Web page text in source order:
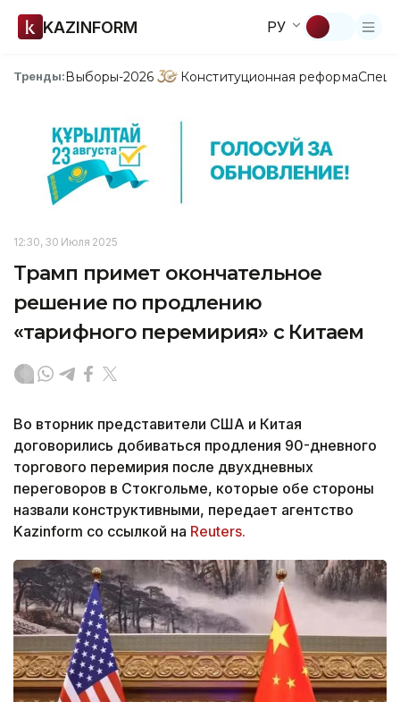
KAZINFORM РУ
Тренды:Выборы-2026 Конституционная реформа
12:30, 30 Июля 2025
Трамп примет окончательное
решение по продлению
«тарифного перемирия» с Китаем
Во вторник представители США и Китая
договорились добиваться продления 90-дневного
торгового перемирия после двухдневных
переговоров в Стокгольме, которые обе стороны
назвали конструктивными, передает агентство
Kazinform со ссылкой на Reuters.